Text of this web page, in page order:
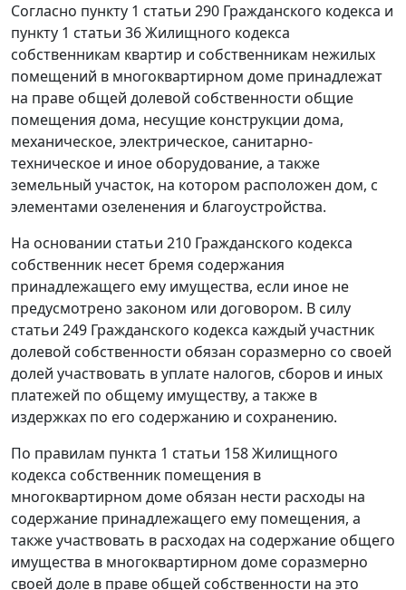
Согласно пункту 1 статьи 290 Гражданского кодекса и
пункту 1 статьи 36Жилищного кодекса
собственникам квартир и собственникам нежилых
помещений в многоквартирном доме принадлежат
на праве общей долевой собственности общие
помещения дома, несущие конструкции дома,
механическое, электрическое, санитарно-
техническое и иное оборудование, а также
земельный участок, на котором расположен дом, с
элементами озеленения и благоустройства.
На основании статьи 210 Гражданского кодекса
собственник несет бремя содержания
принадлежащего ему имущества, если иное не
предусмотрено законом или договором. В силу
статьи 249 Гражданского кодекса каждый участник
долевой собственности обязан соразмерно со своей
долей участвовать в уплате налогов, сборов и иных
платежей по общему имуществу, а также в
издержках по его содержанию и сохранению.
По правилам пункта 1 статьи 158Жилищного
кодекса собственник помещения в
многоквартирном доме обязан нести расходы на
содержание принадлежащего ему помещения, а
также участвовать в расходах на содержание общего
имущества в многоквартирном доме соразмерно
своей доле в праве общей собственности на это